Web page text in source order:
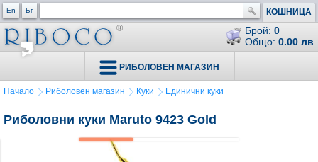
En Бг КОШНИЦА
Брой: 0
Общо: 0.00 лв
РИБОЛОВЕН МАГАЗИН
Начало Риболовен магазин Куки Единични куки
Риболовни куки Maruto 9423 Gold